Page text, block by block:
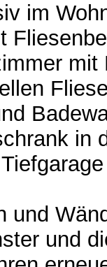
im
mit
in
und
und